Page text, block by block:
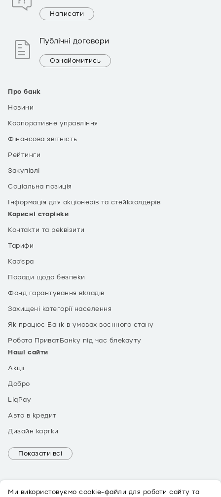
Ми використовуємо cookie-файли для роботи сайту та
Про банк
Новини
Корпоративне управління
Фінансова звітність
Рейтинги
Закупівлі
Соціальна позиція
Інформація для акціонерів та стейкхолдерів
Корисні сторінки
Контакти та реквізити
Тарифи
Кар’єра
Поради щодо безпеки
Фонд гарантування вкладів
Захищені категорії населення
Як працює Банк в умовах воєнного стану
Робота ПриватБанку під час блекауту
Наші сайти
Акції
Добро
LiqPay
Авто в кредит
Дизайн картки
Показати всі
Написати
Публічні договори
Ознайомитись